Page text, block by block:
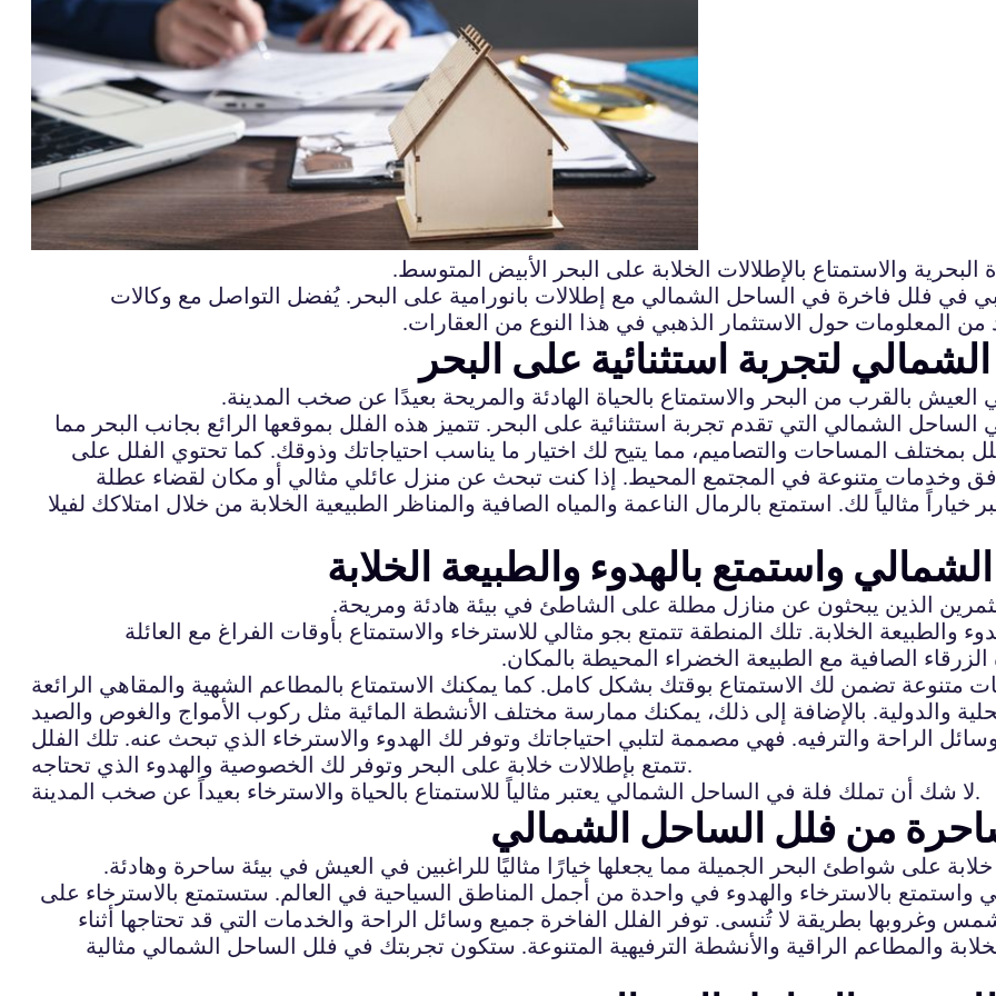
والاستمتاع بالإطلالات الخلابة على البحر الأبيض المتوسط.
في فلل فاخرة في الساحل الشمالي مع إطلالات بانورامية على البحر. يُفضل التواصل مع وكالات
المعلومات حول الاستثمار الذهبي في هذا النوع من العقارات.
لتجربة استثنائية على البحر
العيش بالقرب من البحر والاستمتاع بالحياة الهادئة والمريحة بعيدًا عن صخب المدينة.
الشمالي التي تقدم تجربة استثنائية على البحر. تتميز هذه الفلل بموقعها الرائع بجانب البحر مما
بمختلف المساحات والتصاميم، مما يتيح لك اختيار ما يناسب احتياجاتك وذوقك. كما تحتوي الفلل على
وخدمات متنوعة في المجتمع المحيط. إذا كنت تبحث عن منزل عائلي مثالي أو مكان لقضاء عطلة
مثالياً لك. استمتع بالرمال الناعمة والمياه الصافية والمناظر الطبيعية الخلابة من خلال امتلاكك لفيلا
واستمتع بالهدوء والطبيعة الخلابة
الذين يبحثون عن منازل مطلة على الشاطئ في بيئة هادئة ومريحة.
الخلابة. تلك المنطقة تتمتع بجو مثالي للاسترخاء والاستمتاع بأوقات الفراغ مع العائلة
الصافية مع الطبيعة الخضراء المحيطة بالمكان.
متنوعة تضمن لك الاستمتاع بوقتك بشكل كامل. كما يمكنك الاستمتاع بالمطاعم الشهية والمقاهي الرائعة
الراحة والترفيه. فهي مصممة لتلبي احتياجاتك وتوفر لك الهدوء والاسترخاء الذي تبحث عنه. تلك الفلل
تتمتع بإطلالات خلابة على البحر وتوفر لك الخصوصية والهدوء الذي تحتاجه.
لا شك أن تملك فلة في الساحل الشمالي يعتبر مثالياً للاستمتاع بالحياة والاسترخاء بعيداً عن صخب المدينة.
من فلل الساحل الشمالي
خلابة على شواطئ البحر الجميلة مما يجعلها خيارًا مثاليًا للراغبين في العيش في بيئة ساحرة وهادئة.
بالاسترخاء والهدوء في واحدة من أجمل المناطق السياحية في العالم. ستستمتع بالاسترخاء على
بطريقة لا تُنسى. توفر الفلل الفاخرة جميع وسائل الراحة والخدمات التي قد تحتاجها أثناء
والمطاعم الراقية والأنشطة الترفيهية المتنوعة. ستكون تجربتك في فلل الساحل الشمالي مثالية